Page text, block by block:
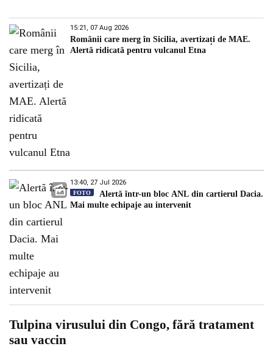
15:21, 07 Aug 2026
Românii care merg în Sicilia, avertizați de MAE.
Alertă ridicată pentru vulcanul Etna
13:40, 27 Jul 2026
FOTO
Alertă într-un bloc ANL din cartierul Dacia.
Mai multe echipaje au intervenit
Tulpina virusului din Congo, fără tratament
sau vaccin